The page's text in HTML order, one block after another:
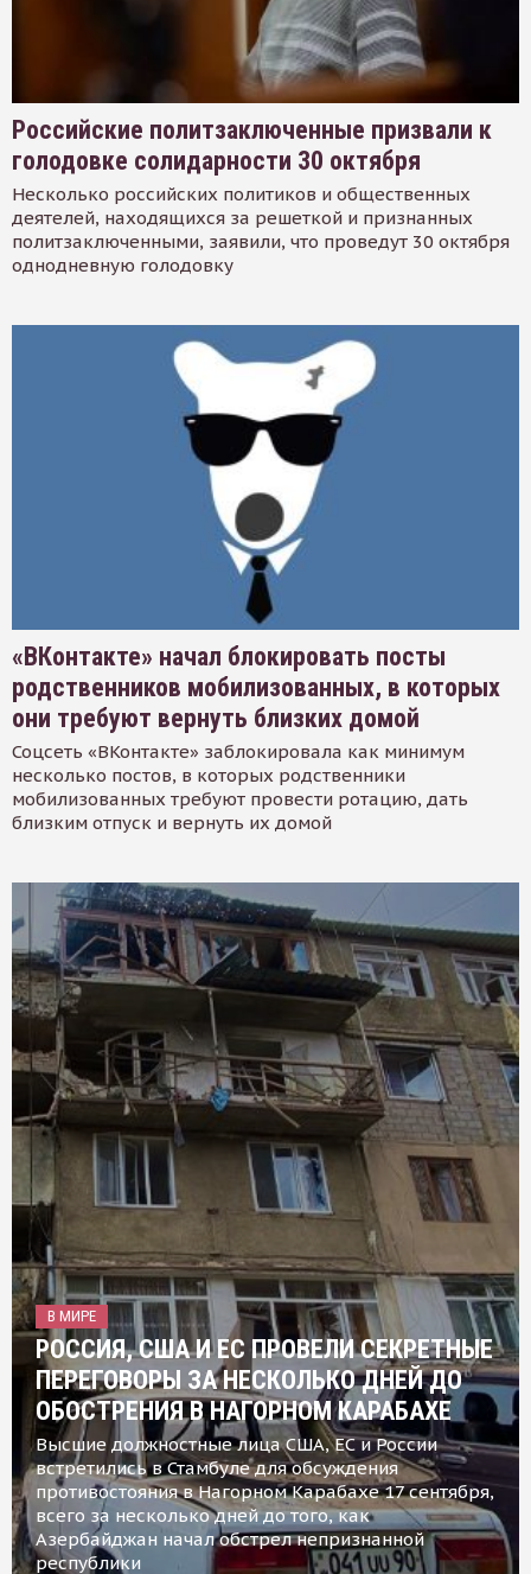
Российские политзаключенные призвали к
голодовке солидарности 30 октября
Несколько российских политиков и общественных
деятелей, находящихся за решеткой и признанных
политзаключенными, заявили, что проведут 30 октября
однодневную голодовку
«ВКонтакте» начал блокировать посты
родственников мобилизованных, в которых
они требуют вернуть близких домой
Соцсеть «ВКонтакте» заблокировала как минимум
несколько постов, в которых родственники
мобилизованных требуют провести ротацию, дать
близким отпуск и вернуть их домой
В МИРЕ
РОССИЯ, США И ЕС ПРОВЕЛИ СЕКРЕТНЫЕ
ПЕРЕГОВОРЫ ЗА НЕСКОЛЬКО ДНЕЙ ДО
ОБОСТРЕНИЯ В НАГОРНОМ КАРАБАХЕ
Высшие должностные лица США, ЕС и России
встретились в Стамбуле для обсуждения
противостояния в Нагорном Карабахе 17 сентября,
всего за несколько дней до того, как
Азербайджан начал обстрел непризнанной
республики